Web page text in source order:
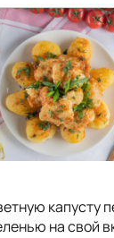
капусту
на свой